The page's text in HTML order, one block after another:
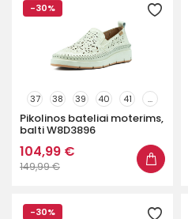
-30%
37 38 39 40 41 ...
Pikolinos bateliai moterims,
balti W8D3896
104,99 €
149,99 €
-30%